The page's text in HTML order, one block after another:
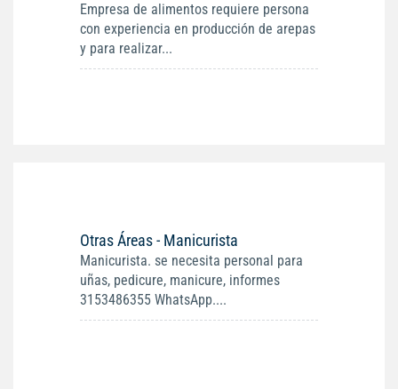
Empresa de alimentos requiere persona
con experiencia en producción de arepas
y para realizar...
Otras Áreas - Manicurista
Manicurista. se necesita personal para
uñas, pedicure, manicure, informes
3153486355 WhatsApp....